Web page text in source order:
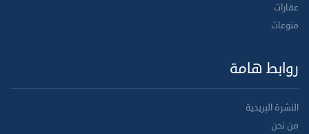
عقارات
منوعات
روابط هامة
النشرة البريدية
من نحن